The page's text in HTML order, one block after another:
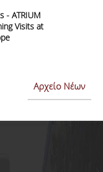
- ATRIUM
Visits at
Αρχείο Νέων